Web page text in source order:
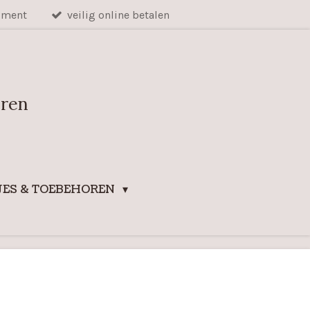
veilig online betalen
& TOEBEHOREN